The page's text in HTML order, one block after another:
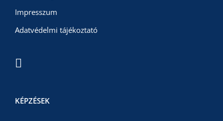
Impresszum
Adatvédelmi tájékoztató
KÉPZÉSEK